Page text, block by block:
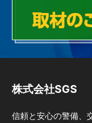
株式会社SGS
信頼と安心の警備、